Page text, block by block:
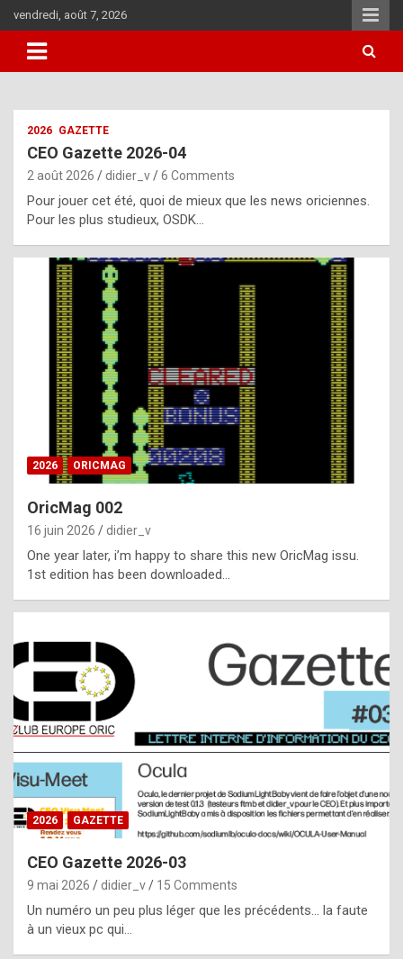
to
content
vendredi, août 7, 2026
i
u
l
y
d
i
ff
i
l
t
t
s
t
a
s
i
e
f
2026 GAZETTE
CEO Gazette 2026-04
2 août 2026 didier_v 6 Comments
Pour jouer cet été, quoi de mieux que les news oriciennes.
Pour les plus studieux, OSDK…
2026 ORICMAG
OricMag 002
16 juin 2026 didier_v
One year later, i’m happy to share this new OricMag issu.
1st edition has been downloaded…
2026 GAZETTE
CEO Gazette 2026-03
9 mai 2026 didier_v 15 Comments
Un numéro un peu plus léger que les précédents… la faute
à un vieux pc qui…